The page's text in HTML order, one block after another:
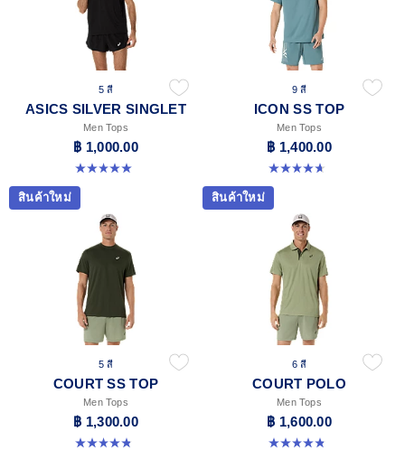
5 สี
ASICS SILVER SINGLET
Men Tops
฿ 1,000.00
5.0 จาก 5 ดาว 1 รีวิว
9 สี
ICON SS TOP
Men Tops
฿ 1,400.00
4.7 จาก 5 ดาว 33 รีวิว
สินค้าใหม่
5 สี
COURT SS TOP
Men Tops
฿ 1,300.00
4.8 จาก 5 ดาว 119 รีวิว
สินค้าใหม่
6 สี
COURT POLO
Men Tops
฿ 1,600.00
4.9 จาก 5 ดาว 27 รีวิว